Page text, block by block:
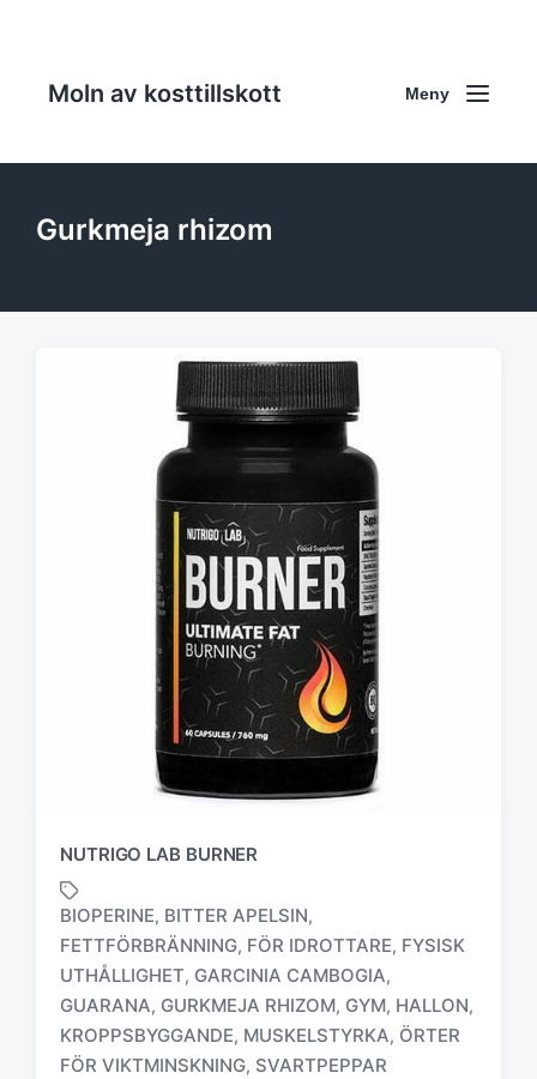
Moln av kosttillskott Meny
Gurkmeja rhizom
NUTRIGO LAB BURNER
ä
r
k
BIOPERINE, BITTER APELSIN,
FETTFÖRBRÄNNING, FÖR IDROTTARE, FYSISK
UTHÅLLIGHET, GARCINIA CAMBOGIA,
GUARANA, GURKMEJA RHIZOM, GYM, HALLON,
KROPPSBYGGANDE, MUSKELSTYRKA, ÖRTER
FÖR VIKTMINSKNING, SVARTPEPPAR